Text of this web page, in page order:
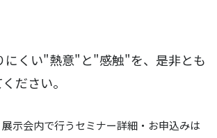
にくい"熱意"と"感触"を、是非とも
ださい。
示会内で行うセミナー詳細・お申込みは